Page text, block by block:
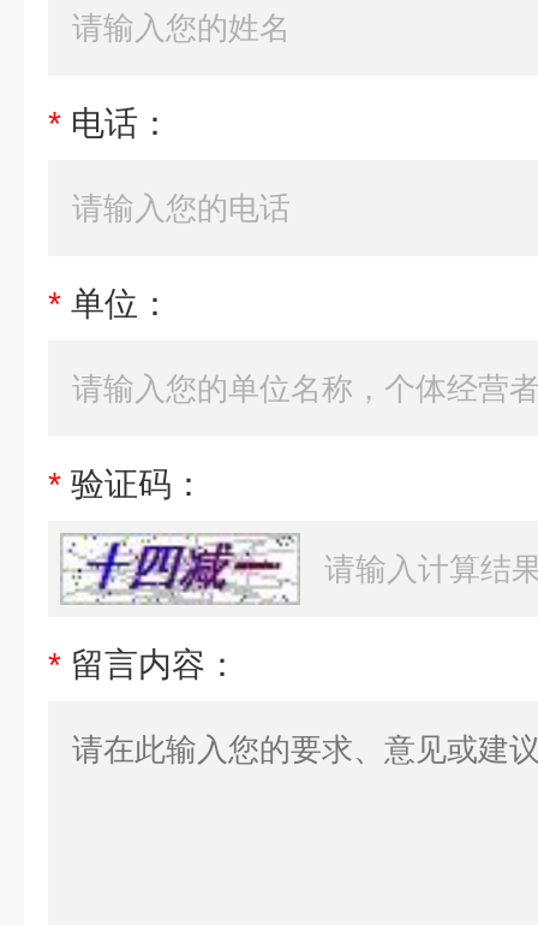
* 电话：
* 单位：
* 验证码：
* 留言内容：